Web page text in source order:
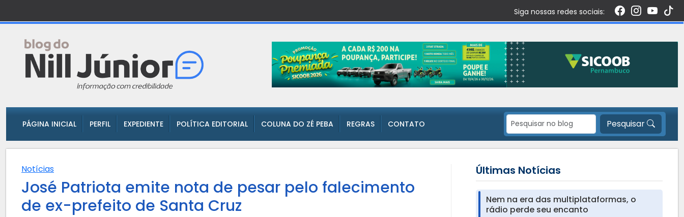
Siga nossas redes sociais:
PÁGINA INICIAL PERFIL EXPEDIENTE POLÍTICA EDITORIAL COLUNA DO ZÉ PEBA REGRAS CONTATO Pesquisar
Notícias
José Patriota emite nota de pesar pelo falecimento
de ex-prefeito de Santa Cruz
Últimas Notícias
Nem na era das multiplataformas, o
rádio perde seu encanto